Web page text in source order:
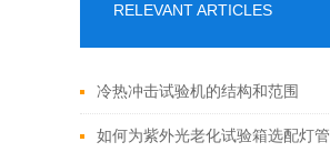
RELEVANT ARTICLES
冷热冲击试验机的结构和范围
如何为紫外光老化试验箱选配灯管